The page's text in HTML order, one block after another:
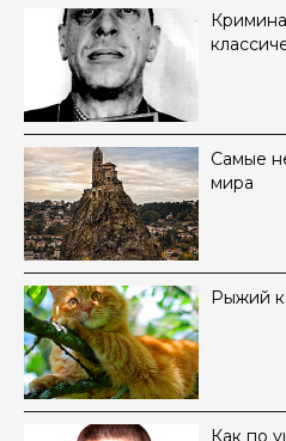
Самые
мира
Рыжий
Как по